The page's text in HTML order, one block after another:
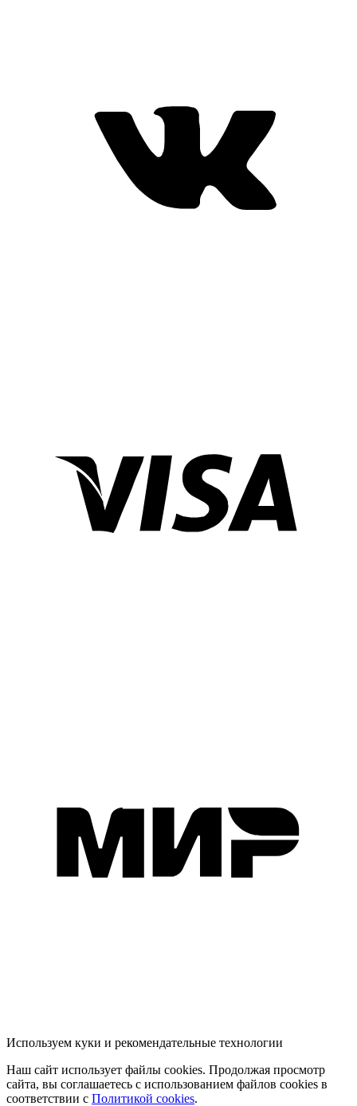
Используем куки и рекомендательные технологии
Наш сайт использует файлы cookies. Продолжая просмотр
сайта, вы соглашаетесь с использованием файлов cookies в
соответствии с Политикой cookies.